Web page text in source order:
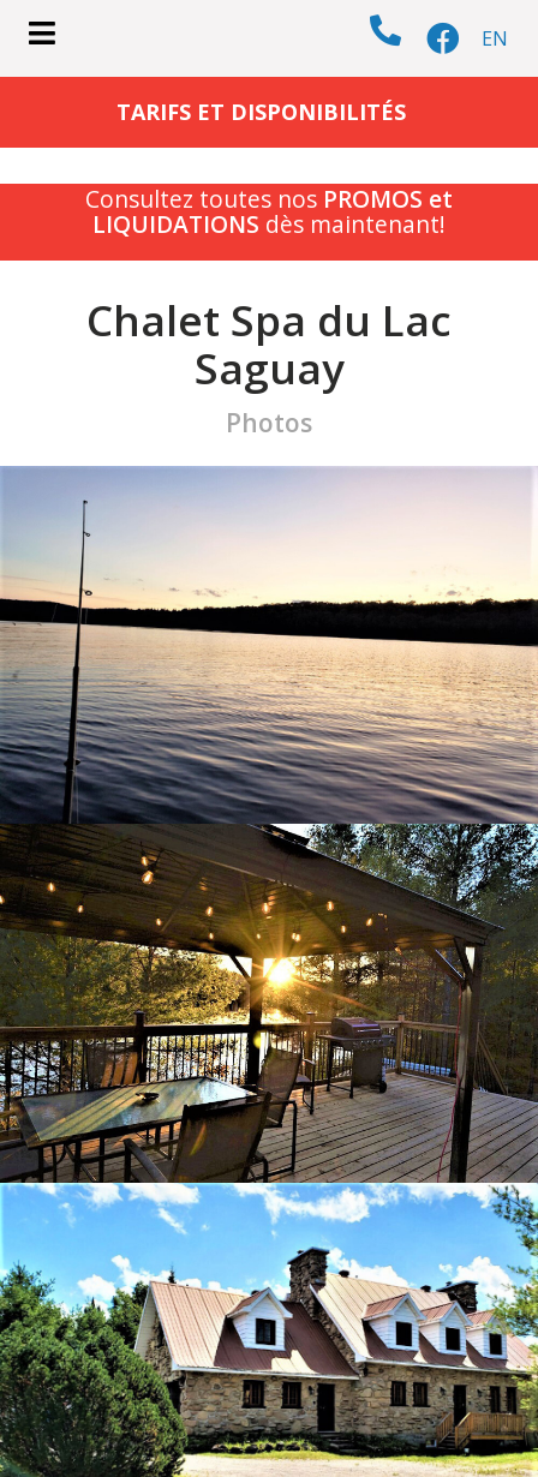
(CHALETS )
(ACTIVITÉS )
EN
TARIFS ET DISPONIBILITÉS
Consultez toutes nos PROMOS et
LIQUIDATIONS dès maintenant!
Chalet Spa du Lac
Saguay
Photos